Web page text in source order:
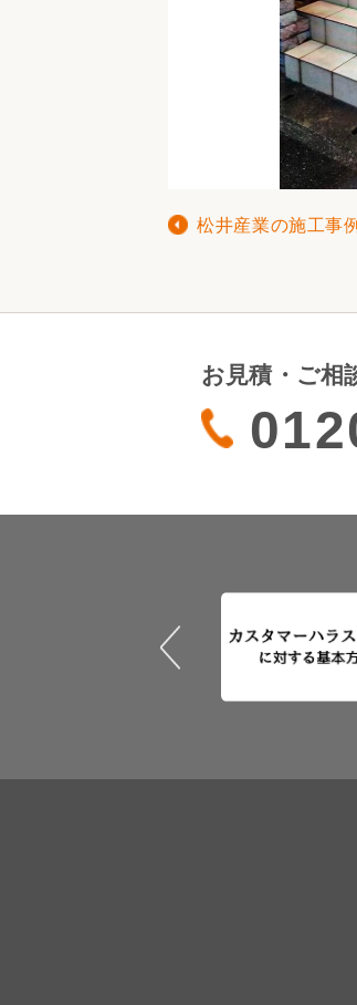
松井産業の施工事
お見積・ご相